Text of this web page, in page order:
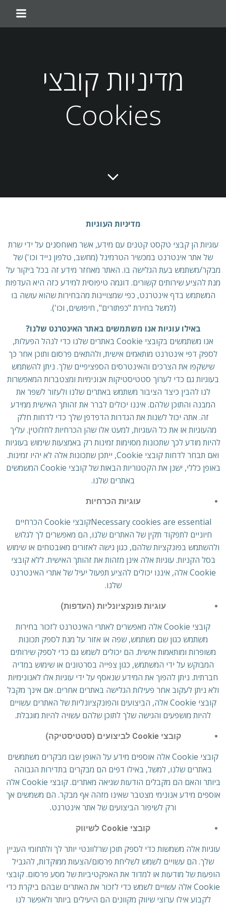
מדיניות קובצי
Cookies
מדיניות העוגיות
עוגיות הן קבצי טקסט קטנים עם מידע, אשר מאוחסנים על ידי שרת
של אתר אינטרנט במכשיר הטרמינל (מחשב, טלפון נייד וכו') של
מבקר/משתמש בעת הגלישה בו. האתר מאחזר מידע זה בכל ביקור על
מנת להציע שירותים קשורים. דוגמה טיפוסית למידע כזה היא העדפות
המשתמש בדף אינטרנט, כפי שמצויינות מהבחירות שהוא עושה בו
(למשל בחירת "כפתורים", חיפושים, וכו').
באילו עוגיות אנו משתמשים באתר האינטרנט שלנו?
אנו משתמשים בקובצי Cookie באתרים שלנו כדי לנהל הפעלות,
לספק דפי אינטרנט מותאמים אישית, ולהתאים פרסום ותוכן אחר כך
שישקפו את הצרכים והאינטרסים הספציפיים שלך. ניתן להשתמש
בעוגיות גם כדי לערוך סטטיסטיקות אנונימיות ומצטברות המאפשרות
לנו להבין כיצד הציבור משתמש באתרים שלנו ולעזור לשפר את
המבנה והתוכן שלהם. איננו יכולים לברר את זהותך האישית ממידע
זה. אתה יכול לשנות את הגדרות הדפדפן שלך כדי לדחות חלק
מהעוגיות או את כל העוגיות, למעט אלו שהן הכרחיות לחלוטין. עליך
להיות מודע לכך שתכונות מסוימות זמינות רק באמצעות שימוש בעוגיות
ואם תבחר לדחות קובצי Cookie, ייתכן שתכונות אלה לא יהיו זמינות.
באופן כללי, ישנן את הקטגוריות הבאות של קובצי Cookie המשמשים
באתרים שלנו.
עוגיות הכרחיות
Necessary cookies are essentialקובצי Cookie הכרחיים
חיוניים לתפקוד תקין של האתרים שלנו, הם מאפשרים לך לגלוש
ולהשתמש בפונקציות שלהם, כגון גישה לאזורים מאובטחים או שימוש
בסל הקניות. עוגיות אלה אינן מזהות את זהותך האישית. ללא קובצי
Cookie אלה, איננו יכולים להציע תפעול יעיל של אתרי האינטרנט
שלנו.
עוגיות פונקציונליות (העדפות)
קובצי Cookie אלה מאפשרים לאתרי האינטרנט לזכור בחירות
משתמש כגון שם משתמש, שפה או אזור על מנת לספק תכונות
משופרות ומותאמות אישית. הם יכולים לשמש גם כדי לספק שירותים
המבוקש על ידי המשתמש, כגון צפייה בסרטונים או שימוש במדיה
חברתית. ניתן להפוך את המידע שנאסף על ידי עוגיות אלו לאנונימיות
ולא ניתן לעקוב אחר פעילות הגלישה באתרים אחרים. אם אינך מקבל
קובצי Cookie אלה, הביצועים והפונקציונליות של האתרים עשויים
להיות מושפעים והגישה שלך לתוכן שלהם עשויה להיות מוגבלת.
קובצי Cookie לביצועים (סטטיסטיקה)
קובצי Cookie אלה אוספים מידע על האופן שבו מבקרים משתמשים
באתרים שלנו, למשל, באילו דפים הם מבקרים בתדירות הגבוהה
ביותר והאם הם מקבלים הודעות שגיאה מאתרים. קובצי Cookie אלה
אוספים מידע אנונימי מצטבר שאינו מזהה אף מבקר. הם משמשים אך
ורק לשיפור הביצועים של אתר אינטרנט.
קובצי Cookie לשיווק
עוגיות אלה משמשות כדי לספק תוכן שרלוונטי יותר לך ולתחומי העניין
שלך. הם עשויים לשמש לשליחת פרסום/הצעות ממוקדות, להגביל
הופעות של מודעות או למדוד את האפקטיביות של מסע פרסום. קובצי
Cookie אלה עשויים לשמש כדי לזכור את האתרים שבהם ביקרת כדי
לקבוע אילו ערוצי שיווק מקוונים הם היעילים ביותר ולאפשר לנו